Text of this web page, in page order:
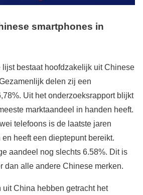
smartphones in
lijst bestaat hoofdzakelijk uit Chinese
delen zij een
Uit het onderzoeksrapport blijkt
marktaandeel in handen heeft.
telefoons is de laatste jaren
heeft een dieptepunt bereikt.
aandeel nog slechts 6.58%. Dit is
dan alle andere Chinese merken.
China hebben getracht het